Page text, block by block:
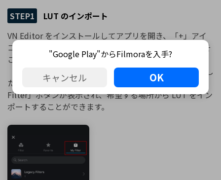
STEP1
LUT のインポート
VN Editor をインストールしてアプリを開き、「+」アイ
コンを選択すると、新しいウィンドウが表示されます。そ
こから、「Creation Kits」オプションを選択して
「Filters」を選択します。フィルター オプションを選択し
た後、「My Filter」セクションに移動します。「Import
Filter」ボタンが表示され、希望する場所から LUT をイン
ポートすることができます。
"Google Play"からFilmoraを入手?
キャンセル OK